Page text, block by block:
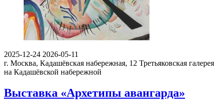
2025-12-24 2026-05-11
г. Москва, Кадашёвская набережная, 12 Третьяковская галерея
на Кадашёвской набережной
Выставка «Архетипы авангарда»